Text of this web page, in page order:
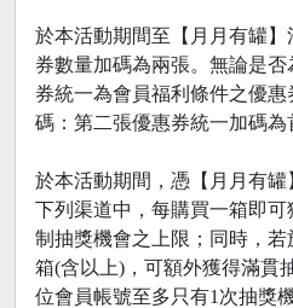
於本活動期間至【月月有罐
券數量加碼為兩張。無論是
券統一為會員福利條件之優惠
碼：第二張優惠券統一加碼
於本活動期間，憑【月月有
下列渠道中，每購買一箱即
制抽獎機會之上限；同時，
箱(含以上)，可額外獲得滿貫
位會員帳號至多只有1次抽獎